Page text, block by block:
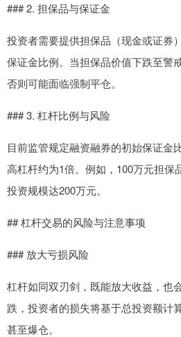
### 2. 担保品与保证金
投资者需要提供担保品（现金或证券
保证金比例。当担保品价值下跌至警
否则可能面临强制平仓。
### 3. 杠杆比例与风险
目前监管规定融资融券的初始保证金
高杠杆约为1倍。例如，100万元担保
投资规模达200万元。
## 杠杆交易的风险与注意事项
### 放大亏损风险
杠杆如同双刃剑，既能放大收益，也
跌，投资者的损失将基于总投资额计
甚至爆仓。